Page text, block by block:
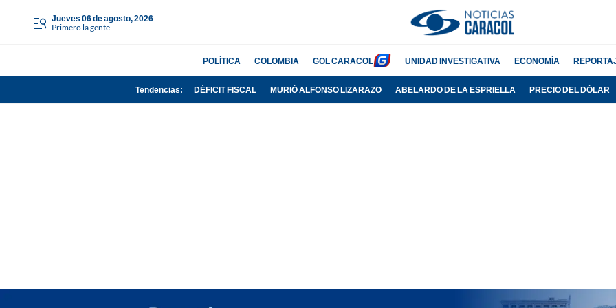
jueves 06 de agosto, 2026
Primero la gente
POLÍTICA COLOMBIA GOL CARACOL UNIDAD INVESTIGATIVA ECONOMÍA
Tendencias: DÉFICIT FISCAL MURIÓ ALFONSO LIZARAZO ABELARDO DE LA ESPRIELLA PRECIO DEL DÓLAR